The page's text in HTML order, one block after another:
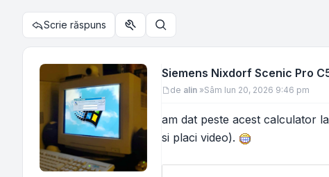
Scrie răspuns Utilitare subiect
Căutare
Siemens Nixdorf Scenic Pro
Mesaj
de alin »Sâm Iun 20, 2026 9:46 pm
am dat peste acest calculator
si placi video).